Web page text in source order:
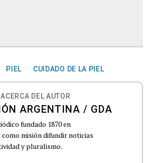
PIEL CUIDADO DE LA PIEL
ACERCA DEL AUTOR
ARGENTINA / GDA
fundado 1870 en
misión difundir noticias
y pluralismo.